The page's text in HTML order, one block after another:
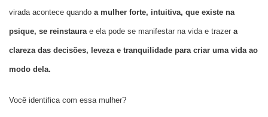
virada acontece quando a mulher forte, intuitiva, que existe na
psique, se reinstaura e ela pode se manifestar na vida e trazer a
clareza das decisões, leveza e tranquilidade para criar uma vida ao
modo dela.
Você identifica com essa mulher?